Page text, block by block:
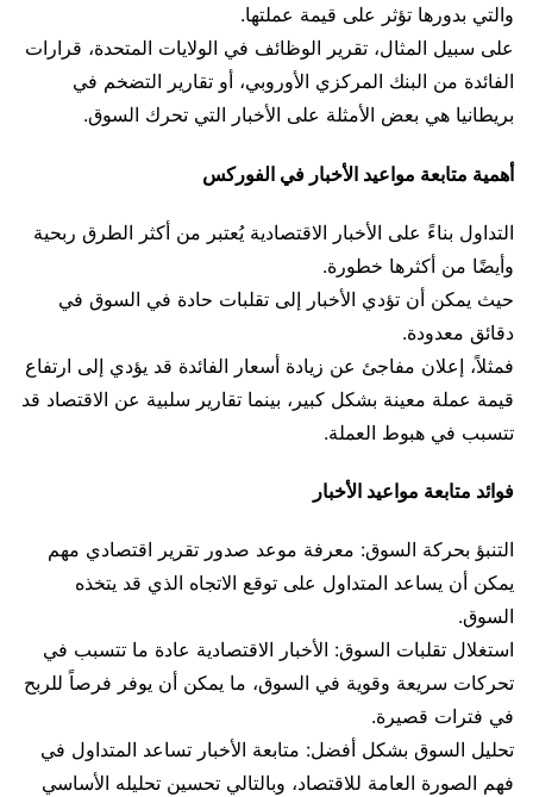
والتي بدورها تؤثر على قيمة عملتها.
على سبيل المثال، تقرير الوظائف في الولايات المتحدة، قرارات
الفائدة من البنك المركزي الأوروبي، أو تقارير التضخم في
بريطانيا هي بعض الأمثلة على الأخبار التي تحرك السوق.
أهمية متابعة مواعيد الأخبار في الفوركس
التداول بناءً على الأخبار الاقتصادية يُعتبر من أكثر الطرق ربحية
وأيضًا من أكثرها خطورة.
حيث يمكن أن تؤدي الأخبار إلى تقلبات حادة في السوق في
دقائق معدودة.
فمثلاً، إعلان مفاجئ عن زيادة أسعار الفائدة قد يؤدي إلى ارتفاع
قيمة عملة معينة بشكل كبير، بينما تقارير سلبية عن الاقتصاد قد
تتسبب في هبوط العملة.
فوائد متابعة مواعيد الأخبار
التنبؤ بحركة السوق: معرفة موعد صدور تقرير اقتصادي مهم
يمكن أن يساعد المتداول على توقع الاتجاه الذي قد يتخذه
السوق.
استغلال تقلبات السوق: الأخبار الاقتصادية عادة ما تتسبب في
تحركات سريعة وقوية في السوق، ما يمكن أن يوفر فرصاً للربح
في فترات قصيرة.
تحليل السوق بشكل أفضل: متابعة الأخبار تساعد المتداول في
فهم الصورة العامة للاقتصاد، وبالتالي تحسين تحليله الأساسي